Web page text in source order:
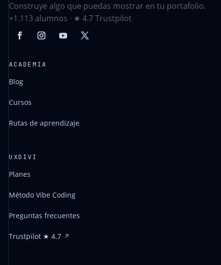
Construye algo que puedas mostrar en tu portafolio.
+1.113 alumnos · ★ 4.7 Trustpilot
ACADEMIA
Blog
Cursos
Rutas de aprendizaje
UXDIVI
Planes
Método Vibe Coding
Preguntas frecuentes
Trustpilot ★ 4.7